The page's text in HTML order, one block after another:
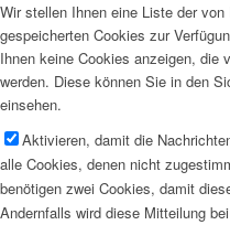
Wir stellen Ihnen eine Liste der
gespeicherten Cookies zur
Ihnen keine Cookies anzeigen, die
werden. Diese können Sie in den
einsehen.
Aktivieren, damit die
alle Cookies, denen nicht
benötigen zwei Cookies, damit
Andernfalls wird diese Mitteilung